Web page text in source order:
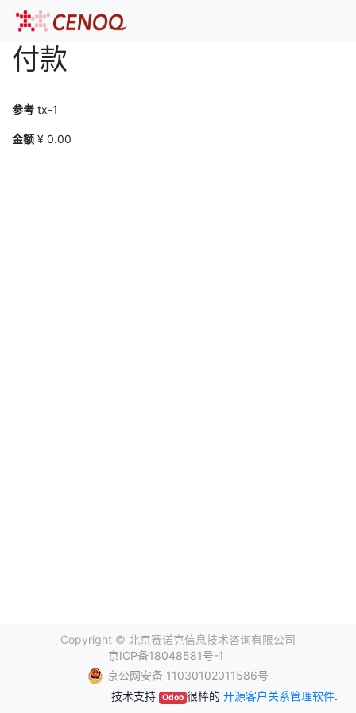
付款
参考 tx-1
金额 ¥ 0.00
Copyright © 北京赛诺克信息技术咨询有限公司
京ICP备18048581号-1
京公网安备 11030102011586号
技术支持
Odoo 很棒的 开源客户关系管理软件.